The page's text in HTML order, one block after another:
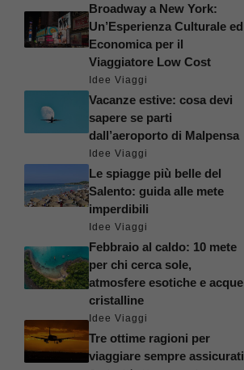
Broadway a New York:
Un’Esperienza Culturale ed
Economica per il
Viaggiatore Low Cost
Idee Viaggi
Vacanze estive: cosa devi
sapere se parti
dall’aeroporto di Malpensa
Idee Viaggi
Le spiagge più belle del
Salento: guida alle mete
imperdibili
Idee Viaggi
Febbraio al caldo: 10 mete
per chi cerca sole,
atmosfere esotiche e acque
cristalline
Idee Viaggi
Tre ottime ragioni per
viaggiare sempre assicurati